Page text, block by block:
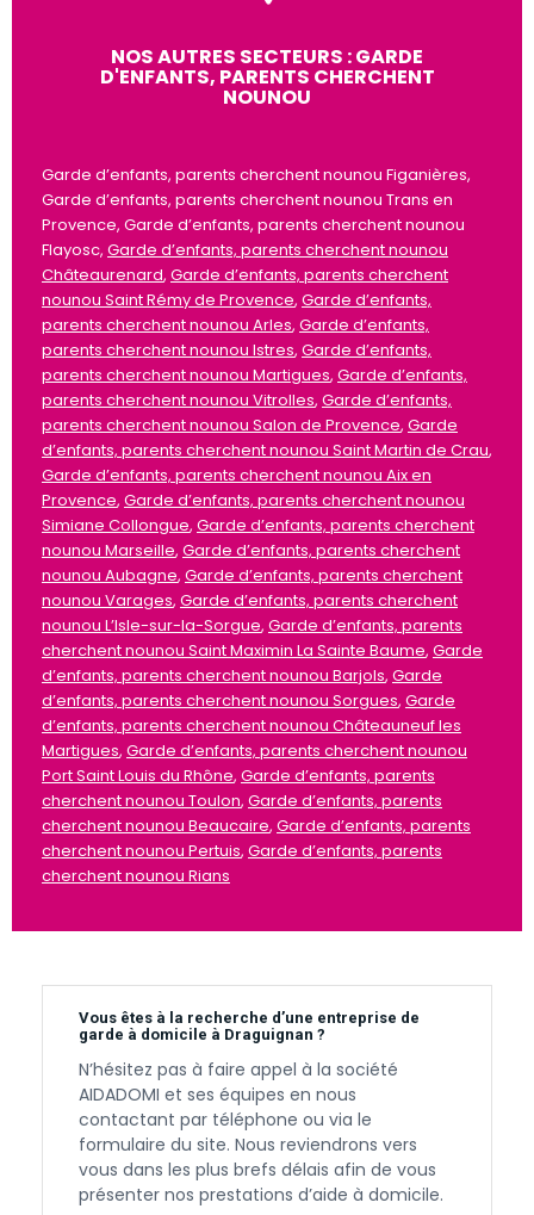
NOS AUTRES SECTEURS : GARDE
D'ENFANTS, PARENTS CHERCHENT
NOUNOU
Garde d’enfants, parents cherchent nounou Figanières,
Garde d’enfants, parents cherchent nounou Trans en
Provence, Garde d’enfants, parents cherchent nounou
Flayosc, Garde d’enfants, parents cherchent nounou
Châteaurenard, Garde d’enfants, parents cherchent
nounou Saint Rémy de Provence, Garde d’enfants,
parents cherchent nounou Arles, Garde d’enfants,
parents cherchent nounou Istres, Garde d’enfants,
parents cherchent nounou Martigues, Garde d’enfants,
parents cherchent nounou Vitrolles, Garde d’enfants,
parents cherchent nounou Salon de Provence, Garde
d’enfants, parents cherchent nounou Saint Martin de Crau,
Garde d’enfants, parents cherchent nounou Aix en
Provence, Garde d’enfants, parents cherchent nounou
Simiane Collongue, Garde d’enfants, parents cherchent
nounou Marseille, Garde d’enfants, parents cherchent
nounou Aubagne, Garde d’enfants, parents cherchent
nounou Varages, Garde d’enfants, parents cherchent
nounou L’Isle-sur-la-Sorgue, Garde d’enfants, parents
cherchent nounou Saint Maximin La Sainte Baume, Garde
d’enfants, parents cherchent nounou Barjols, Garde
d’enfants, parents cherchent nounou Sorgues, Garde
d’enfants, parents cherchent nounou Châteauneuf les
Martigues, Garde d’enfants, parents cherchent nounou
Port Saint Louis du Rhône, Garde d’enfants, parents
cherchent nounou Toulon, Garde d’enfants, parents
cherchent nounou Beaucaire, Garde d’enfants, parents
cherchent nounou Pertuis, Garde d’enfants, parents
cherchent nounou Rians
Vous êtes à la recherche d’une entreprise de
garde à domicile à Draguignan ?
N’hésitez pas à faire appel à la société
AIDADOMI et ses équipes en nous
contactant par téléphone ou via le
formulaire du site. Nous reviendrons vers
vous dans les plus brefs délais afin de vous
présenter nos prestations d’aide à domicile.